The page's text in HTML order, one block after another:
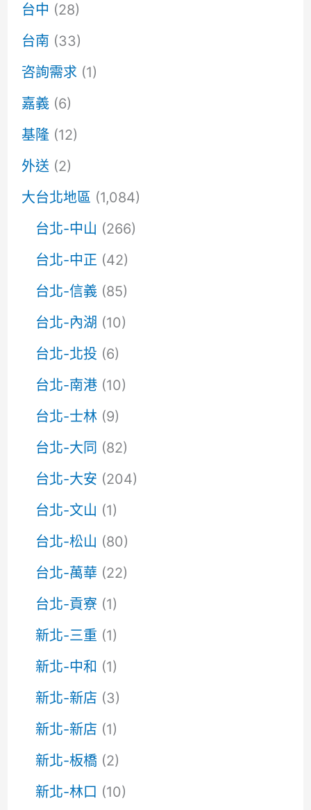
台中 (28)
台南 (33)
咨詢需求(1)
嘉義(6)
基隆(12)
外送(2)
大台北地區 (1,084)
台北-中山 (266)
台北-中正 (42)
台北-信義(85)
台北-內湖 (10)
台北-北投 (6)
台北-南港(10)
台北-士林(9)
台北-大同 (82)
台北-大安 (204)
台北-文山 (1)
台北-松山 (80)
台北-萬華 (22)
台北-貢寮 (1)
新北-三重 (1)
新北-中和 (1)
新北-新店 (3)
新北-新店 (1)
新北-板橋(2)
新北-林口 (10)